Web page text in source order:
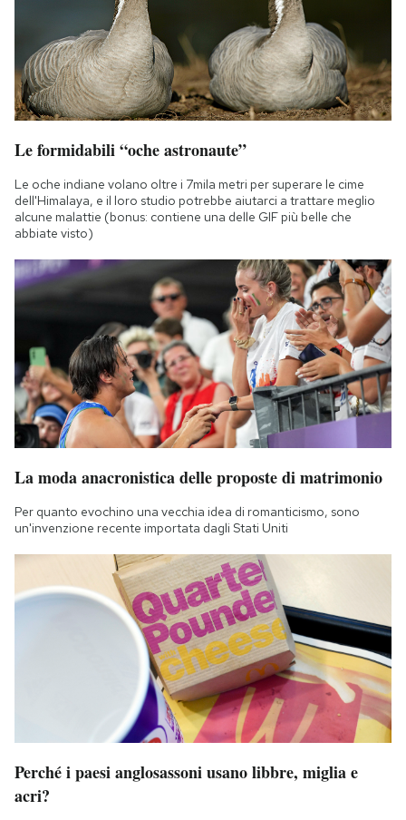
Le formidabili “oche astronaute”
Le oche indiane volano oltre i 7mila metri per superare le cime
dell'Himalaya, e il loro studio potrebbe aiutarci a trattare meglio
alcune malattie (bonus: contiene una delle GIF più belle che
abbiate visto)
La moda anacronistica delle proposte di matrimonio
Per quanto evochino una vecchia idea di romanticismo, sono
un'invenzione recente importata dagli Stati Uniti
Perché i paesi anglosassoni usano libbre, miglia e
acri?